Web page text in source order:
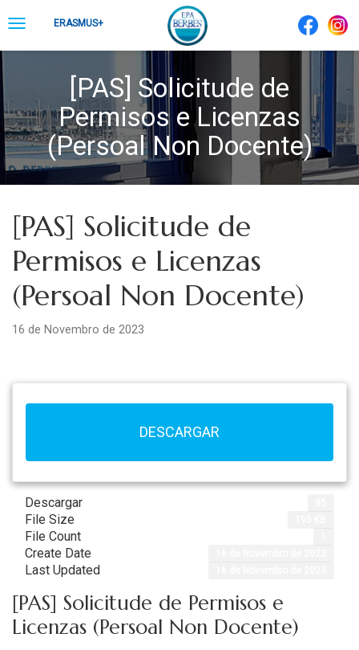
to ToggleERASMUS+
[PAS] Solicitude de
Permisos e Licenzas
(Persoal Non Docente)
[PAS] Solicitude de
Permisos e Licenzas
(Persoal Non Docente)
16 de Novembro de 2023
DESCARGAR
Descargar
File Size
File Count
Create Date
Last Updated
[PAS] Solicitude de Permisos e
Licenzas (Persoal Non Docente)